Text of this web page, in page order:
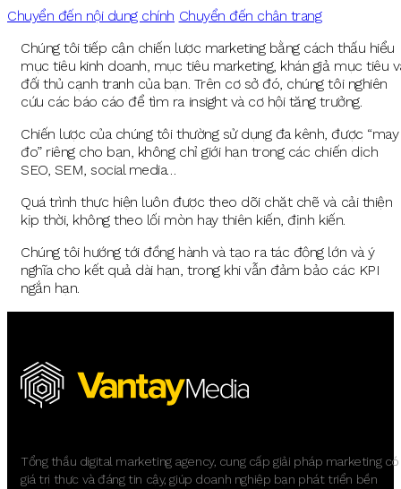
Chuyển đến nội dung chính Chuyển đến chân trang
Chúng tôi tiếp cận chiến lược marketing bằng cách thấu hiểu
mục tiêu kinh doanh, mục tiêu marketing, khán giả mục tiêu
đối thủ cạnh tranh của bạn. Trên cơ sở đó, chúng tôi nghiên
cứu các báo cáo để tìm ra insight và cơ hội tăng trưởng.
Chiến lược của chúng tôi thường sử dụng đa kênh, được “may
đo” riêng cho bạn, không chỉ giới hạn trong các chiến dịch
SEO, SEM, social media…
Quá trình thực hiện luôn được theo dõi chặt chẽ và cải thiện
kịp thời, không theo lối mòn hay thiên kiến, định kiến.
Chúng tôi hướng tới đồng hành và tạo ra tác động lớn và ý
nghĩa cho kết quả dài hạn, trong khi vẫn đảm bảo các KPI
ngắn hạn.
Tổng thầu digital marketing agency, cung cấp giải pháp marketing có
giá trị thực và đáng tin cậy, giúp doanh nghiệp bạn phát triển bền